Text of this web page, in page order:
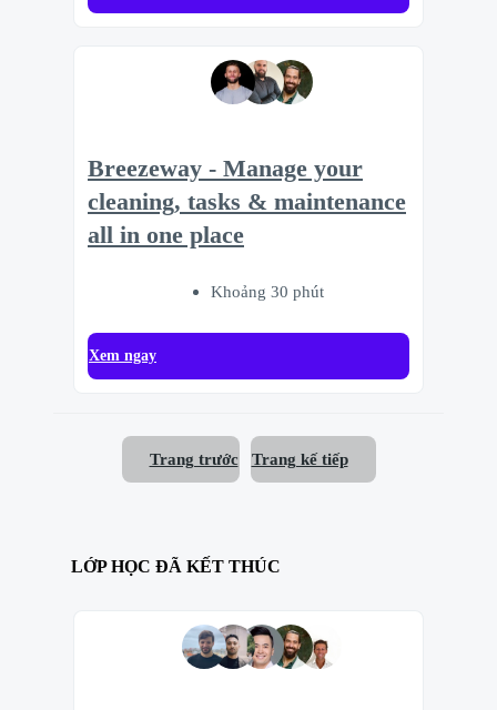
Breezeway - Manage your
cleaning, tasks & maintenance
all in one place
Khoảng 30 phút
Xem ngay
Trang trước Trang kế tiếp
LỚP HỌC ĐÃ KẾT THÚC